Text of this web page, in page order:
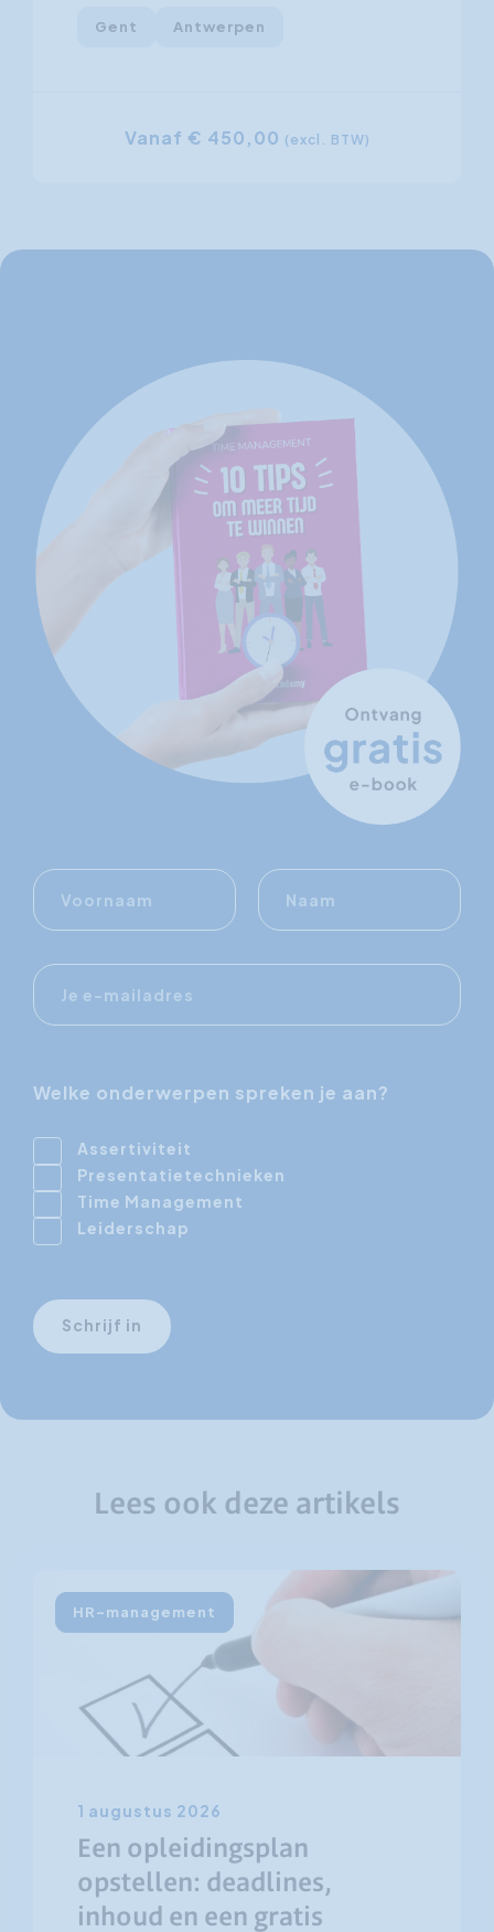
Gent Antwerpen
Vanaf € 450,00 (excl. BTW)
Voornaam Naam
E-
mailadres
Welke onderwerpen spreken je aan?
Assertiviteit
Presentatietechnieken
Time Management
Leiderschap
Schrijf in
Lees ook deze artikels
HR-management
1 augustus 2026
Een opleidingsplan
opstellen: deadlines,
inhoud en een gratis